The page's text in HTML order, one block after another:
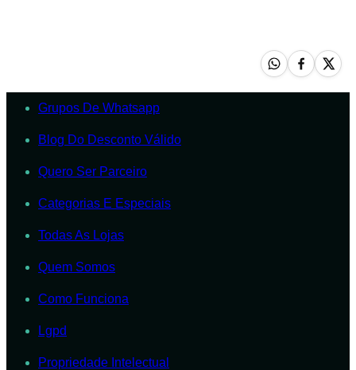
Grupos De Whatsapp
Blog Do Desconto Válido
Quero Ser Parceiro
Categorias E Especiais
Todas As Lojas
Quem Somos
Como Funciona
Lgpd
Propriedade Intelectual